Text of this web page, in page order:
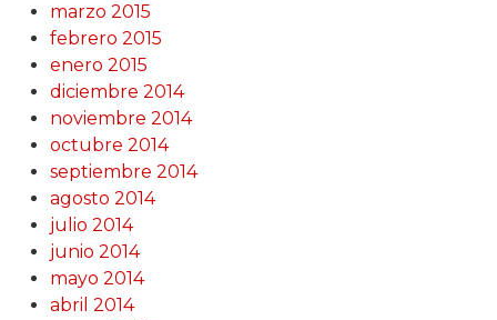
marzo 2015
febrero 2015
enero 2015
diciembre 2014
noviembre 2014
octubre 2014
septiembre 2014
agosto 2014
julio 2014
junio 2014
mayo 2014
abril 2014